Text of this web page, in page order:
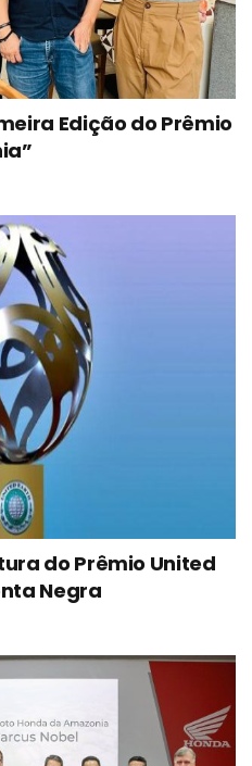
Edição do Prêmio
do Prêmio United
Negra